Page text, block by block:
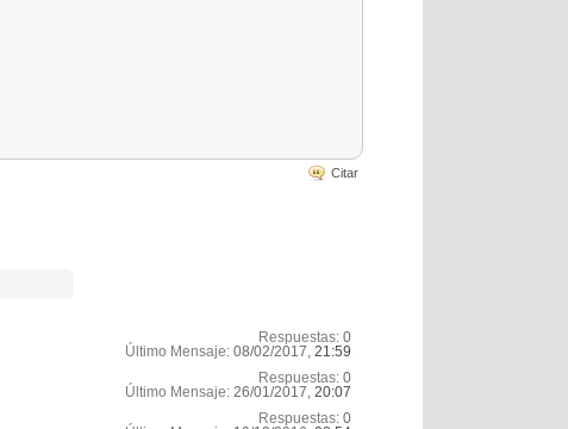
Citar
Respuestas: 0
Último Mensaje: 08/02/2017, 21:59
Respuestas: 0
Último Mensaje: 26/01/2017, 20:07
Respuestas: 0